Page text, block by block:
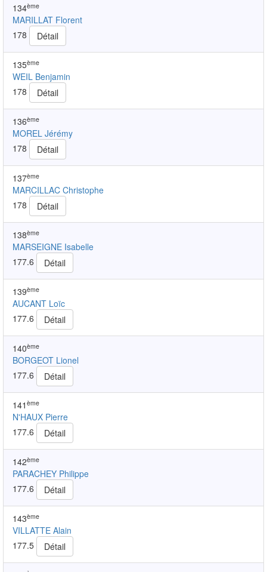
134ème
MARILLAT Florent
178
Détail
135ème
WEIL Benjamin
178
Détail
136ème
MOREL Jérémy
178
Détail
137ème
MARCILLAC Christophe
178
Détail
138ème
MARSEIGNE Isabelle
177.6
Détail
139ème
AUCANT Loïc
177.6
Détail
140ème
BORGEOT Lionel
177.6
Détail
141 ème
N'HAUX Pierre
177.6
Détail
142ème
PARACHEY Philippe
177.6
Détail
143ème
VILLATTE Alain
177.5
Détail